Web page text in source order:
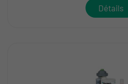
Détails